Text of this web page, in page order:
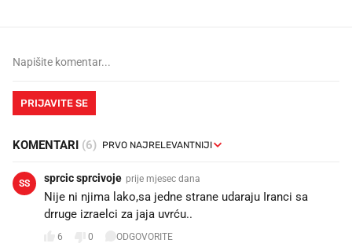
PRIJAVITE SE
KOMENTARI (6)
SS sprcic sprcivoje prije mjesec dana
Nije ni njima lako,sa jedne strane udaraju Iranci sa
drruge izraelci za jaja uvrću..
6 0 ODGOVORITE